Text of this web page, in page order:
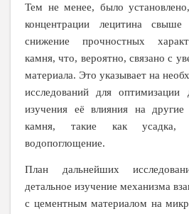
Тем не менее, было
концентрации лецитина
снижение прочностных
камня, что, вероятно, связано с
материала. Это указывает на
исследований для оптимизации
изучения её влияния на другие
камня, такие как усадка,
водопоглощение.
План дальнейших
детальное изучение механизма
с цементным материалом на